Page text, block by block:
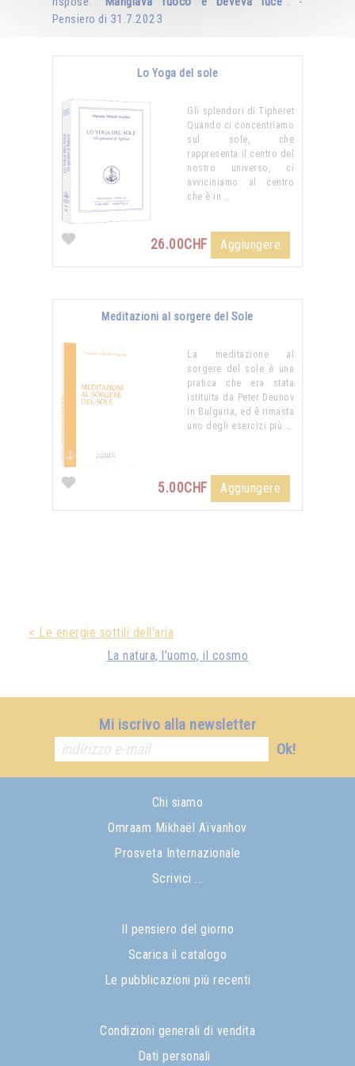
Pensiero di 31.7.2023
Lo Yoga del sole
Gli splendori di Tipheret
Quando ci concentriamo
sul sole, che
rappresenta il centro del
nostro universo, ci
avviciniamo al centro
che è in …
26.00CHF Aggiungere
Meditazioni al sorgere del Sole
La meditazione al
sorgere del sole è una
pratica che era stata
istituita da Peter Deunov
in Bulgaria, ed è rimasta
uno degli esercizi più …
5.00CHF Aggiungere
< Le energie sottili dell'aria
La natura, l’uomo, il cosmo
Mi iscrivo alla newsletter
Ok!
Chi siamo
Omraam Mikhaël Aïvanhov
Prosveta Internazionale
Scrivici ...
Il pensiero del giorno
Scarica il catalogo
Le pubblicazioni più recenti
Condizioni generali di vendita
Dati personali